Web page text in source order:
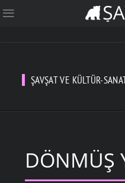
ŞAVŞAT VE KÜLTÜR-
DÖNMÜŞ